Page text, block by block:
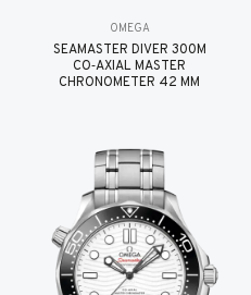
OMEGA
SEAMASTER DIVER 300M
CO‑AXIAL MASTER
CHRONOMETER 42 MM